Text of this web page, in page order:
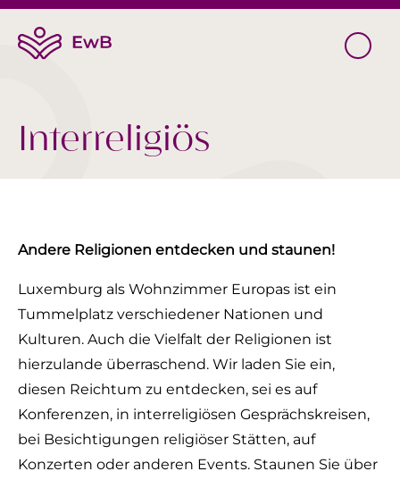
Interreligiös
Andere Religionen entdecken und staunen!
Luxemburg als Wohnzimmer Europas ist ein
Tummelplatz verschiedener Nationen und
Kulturen. Auch die Vielfalt der Religionen ist
hierzulande überraschend. Wir laden Sie ein,
diesen Reichtum zu entdecken, sei es auf
Konferenzen, in interreligiösen Gesprächskreisen,
bei Besichtigungen religiöser Stätten, auf
Konzerten oder anderen Events. Staunen Sie über